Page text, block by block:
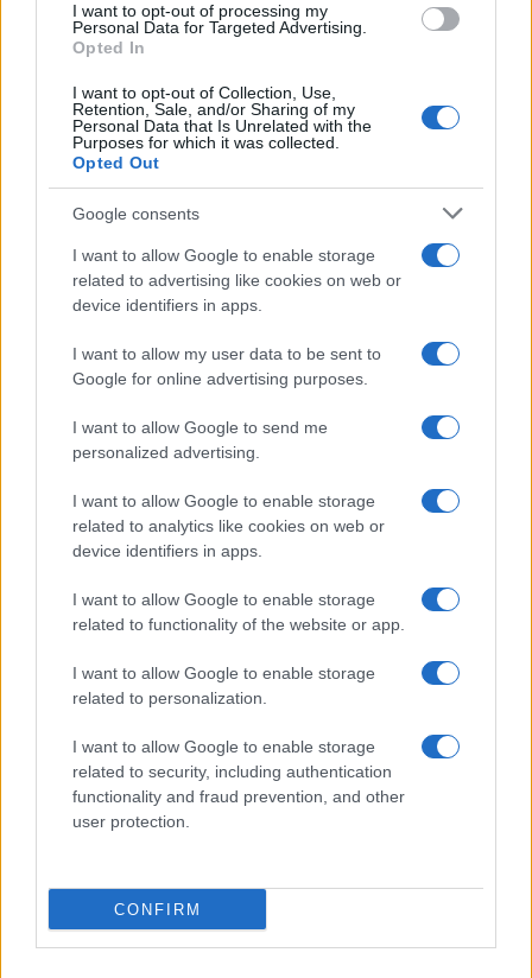
consent section.
I want to opt-out of processing my
Personal Data for Targeted Advertising.
Opted In
I want to opt-out of Collection, Use,
Retention, Sale, and/or Sharing of my
Personal Data that Is Unrelated with the
Purposes for which it was collected.
Opted Out
Google consents
I want to allow Google to enable storage
related to advertising like cookies on web or
device identifiers in apps.
I want to allow my user data to be sent to
Google for online advertising purposes.
I want to allow Google to send me
personalized advertising.
I want to allow Google to enable storage
related to analytics like cookies on web or
device identifiers in apps.
I want to allow Google to enable storage
related to functionality of the website or app.
I want to allow Google to enable storage
related to personalization.
I want to allow Google to enable storage
related to security, including authentication
functionality and fraud prevention, and other
user protection.
CONFIRM
©2026 - giardinaggio.net - p.iva 03338800984
Collabora con Giardinaggio.net